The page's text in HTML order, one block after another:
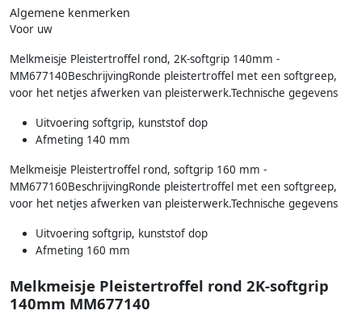
Algemene kenmerken
Voor uw
Melkmeisje Pleistertroffel rond, 2K-softgrip 140mm -
MM677140BeschrijvingRonde pleistertroffel met een softgreep,
voor het netjes afwerken van pleisterwerk.Technische gegevens
Uitvoering softgrip, kunststof dop
Afmeting 140 mm
Melkmeisje Pleistertroffel rond, softgrip 160 mm -
MM677160BeschrijvingRonde pleistertroffel met een softgreep,
voor het netjes afwerken van pleisterwerk.Technische gegevens
Uitvoering softgrip, kunststof dop
Afmeting 160 mm
Melkmeisje Pleistertroffel rond 2K-softgrip
140mm MM677140